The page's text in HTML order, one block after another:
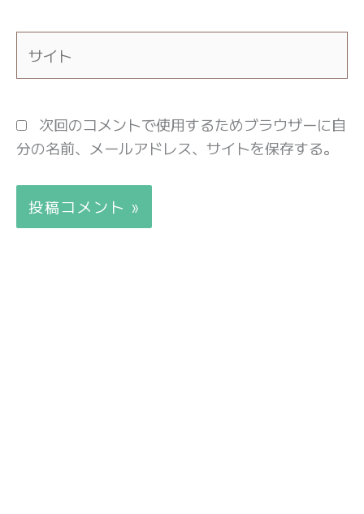
*
次回のコメントで使用するためブラウザーに自
分の名前、メールアドレス、サイトを保存する。